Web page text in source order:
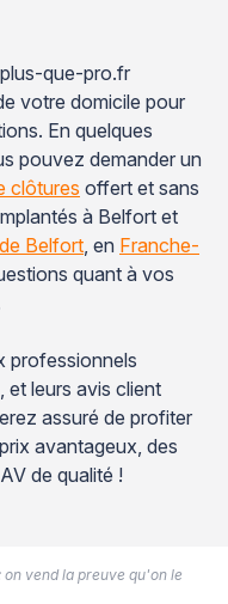
que-pro.fr
votre domicile pour
En quelques
pouvez demander un
clôtures offert et sans
à Belfort et
Belfort , en Franche-
quant à vos
professionnels
et leurs avis client
assuré de profiter
avantageux, des
de qualité !
on vend la preuve qu'on le